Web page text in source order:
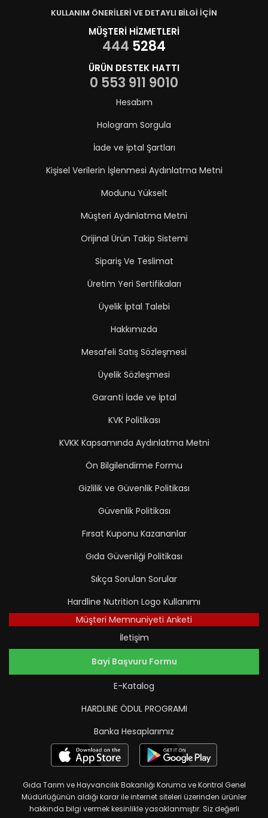
KULLANIM ÖNERİLERİ VE DETAYLI BİLGİ İÇİN
MÜŞTERİ HİZMETLERİ
444 5284
ÜRÜN DESTEK HATTI
0 553 911 9010
Hesabım
Hologram Sorgula
İade ve iptal Şartları
Kişisel Verilerin İşlenmesi Aydınlatma Metni
Modunu Yükselt
Müşteri Aydınlatma Metni
Orijinal Ürün Takip Sistemi
Sipariş Ve Teslimat
Üretim Yeri Sertifikaları
Üyelik İptal Talebi
Hakkımızda
Mesafeli Satış Sözleşmesi
Üyelik Sözleşmesi
Garanti İade ve İptal
KVK Politikası
KVKK Kapsamında Aydınlatma Metni
Ön Bilgilendirme Formu
Gizlilik ve Güvenlik Politikası
Güvenlik Politikası
Fırsat Kuponu Kazananlar
Gıda Güvenliği Politikası
Sıkça Sorulan Sorular
Hardline Nutrition Logo Kullanımı
Müşteri Memnuniyeti Anketi
İletişim
Bayi Başvuru Formu
E-Katalog
HARDLINE ÖDUL PROGRAMI
Banka Hesaplarımız
Gıda Tarım ve Hayvancılık Bakanlığı Koruma ve Kontrol Genel
Müdürlüğünün aldığı karar ile internet siteleri üzerinden ürünler
hakkında bilgi vermek kesinlikle yasaklanmıştır. Siz değerli